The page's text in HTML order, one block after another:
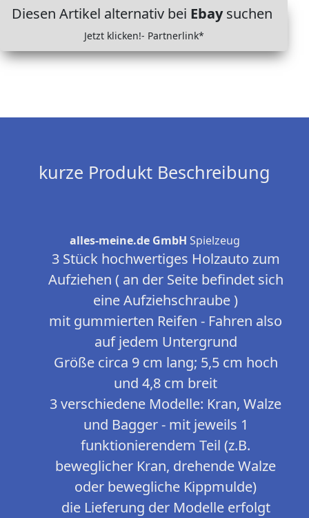
Diesen Artikel alternativ bei Ebaysuchen
Jetzt klicken!- Partnerlink*
kurze Produkt Beschreibung
alles-meine.de GmbH Spielzeug
3 Stück hochwertiges Holzauto zum
Aufziehen ( an der Seite befindet sich
eine Aufziehschraube )
mit gummierten Reifen - Fahren also
auf jedem Untergrund
Größe circa 9 cm lang; 5,5 cm hoch
und 4,8 cm breit
3 verschiedene Modelle: Kran, Walze
und Bagger - mit jeweils 1
funktionierendem Teil (z.B.
beweglicher Kran, drehende Walze
oder bewegliche Kippmulde)
die Lieferung der Modelle erfolgt